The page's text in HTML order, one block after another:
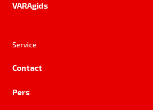
VARAgids
Service
Contact
Pers